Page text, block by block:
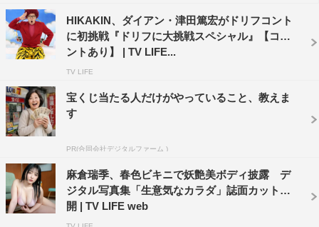
HIKAKIN、ダイアン・津田篤宏がドリフコント
に初挑戦『ドリフに大挑戦スペシャル』【コメ
ントあり】 | TV LIFE...
TV LIFE
宝くじ当たる人だけがやっていること、教えま
す
PR(合同会社デジタルファーム )
麻倉瑞季、春色ビキニで妖艶美ボディ披露 デ
ジタル写真集「生意気なカラダ」誌面カット公
開 | TV LIFE web